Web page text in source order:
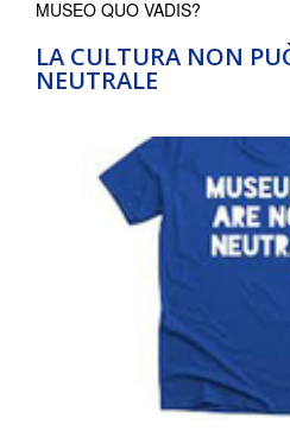
LA CULTURA NON
NEUTRALE
MUSEO QUO VADIS?